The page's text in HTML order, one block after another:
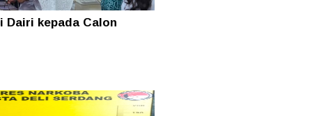
Dairi kepada Calon